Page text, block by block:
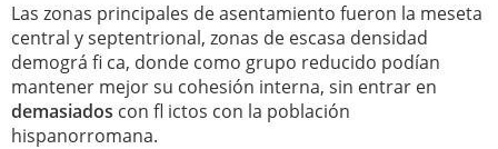
Las zonas principales de asentamiento fueron la meseta
central y septentrional, zonas de escasa densidad
demográ fi ca, donde como grupo reducido podían
mantener mejor su cohesión interna, sin entrar en
demasiados con fl ictos con la población
hispanorromana.